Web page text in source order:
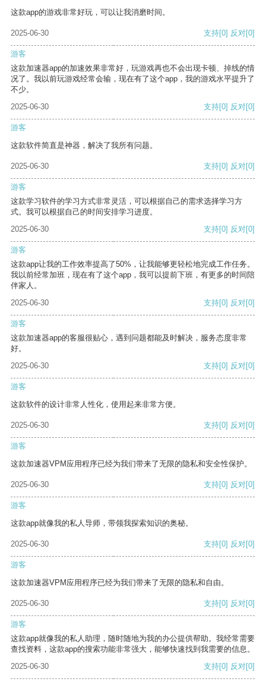
这款app的游戏非常好玩，可以让我消磨时间。
2025-06-30 支持[0] 反对[0]
游客
这款加速器app的加速效果非常好，玩游戏再也不会出现卡顿、掉线的情
况了。我以前玩游戏经常会输，现在有了这个app，我的游戏水平提升了
不少。
2025-06-30
支持[0] 反对[0]
游客
这款软件简直是神器，解决了我所有问题。
2025-06-30 支持[0] 反对[0]
游客
这款学习软件的学习方式非常灵活，可以根据自己的需求选择学习方
式。我可以根据自己的时间安排学习进度。
2025-06-30
支持[0] 反对[0]
游客
这款app让我的工作效率提高了50%，让我能够更轻松地完成工作任务。
我以前经常加班，现在有了这个app，我可以提前下班，有更多的时间陪
伴家人。
2025-06-30
支持[0] 反对[0]
游客
这款加速器app的客服很贴心，遇到问题都能及时解决，服务态度非常
好。
2025-06-30
支持[0] 反对[0]
游客
这款软件的设计非常人性化，使用起来非常方便。
2025-06-30 支持[0] 反对[0]
游客
这款加速器VPM应用程序已经为我们带来了无限的隐私和安全性保护。
2025-06-30 支持[0] 反对[0]
游客
这款app就像我的私人导师，带领我探索知识的奥秘。
2025-06-30 支持[0] 反对[0]
游客
这款加速器VPM应用程序已经为我们带来了无限的隐私和自由。
2025-06-30 支持[0] 反对[0]
游客
这款app就像我的私人助理，随时随地为我的办公提供帮助。我经常需要
查找资料，这款app的搜索功能非常强大，能够快速找到我需要的信息。
2025-06-30
支持[0] 反对[0]